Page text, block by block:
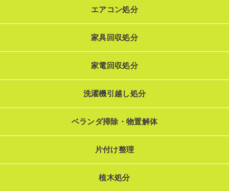
エアコン処分
家具回収処分
家電回収処分
洗濯機引越し処分
ベランダ掃除・物置解体
片付け整理
植木処分